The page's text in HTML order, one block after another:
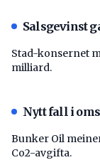
Salsgevinst
Stad-konsernet
milliard.
Nytt fall i
Bunker Oil
Co2-avgifta.